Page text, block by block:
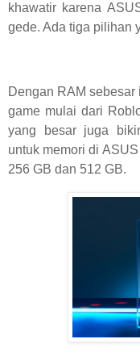
khawatir karena
gede. Ada tiga pilihan
Dengan RAM
game mulai dari
yang besar juga
untuk memori di
256 GB dan 512 GB.